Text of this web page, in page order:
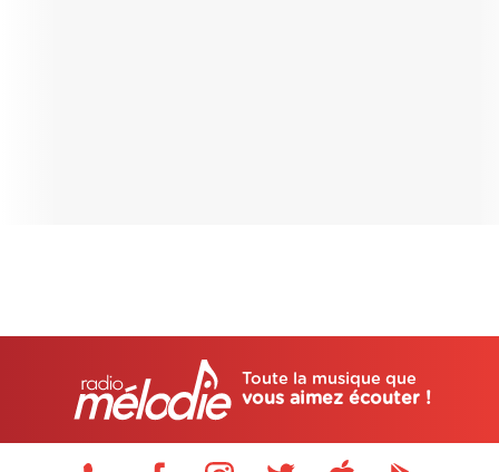
Toute la musique que
vous aimez écouter !